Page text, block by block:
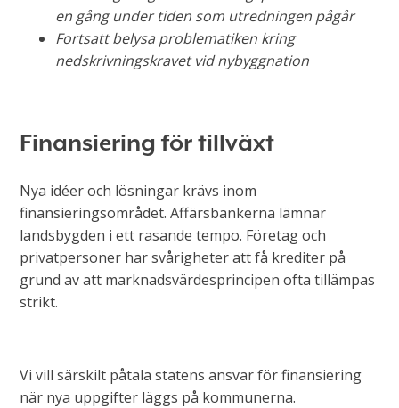
en gång under tiden som utredningen pågår
Fortsatt belysa problematiken kring
nedskrivningskravet vid nybyggnation
Finansiering för tillväxt
Nya idéer och lösningar krävs inom
finansieringsområdet. Affärsbankerna lämnar
landsbygden i ett rasande tempo. Företag och
privatpersoner har svårigheter att få krediter på
grund av att marknadsvärdesprincipen ofta tillämpas
strikt.
Vi vill särskilt påtala statens ansvar för finansiering
när nya uppgifter läggs på kommunerna.